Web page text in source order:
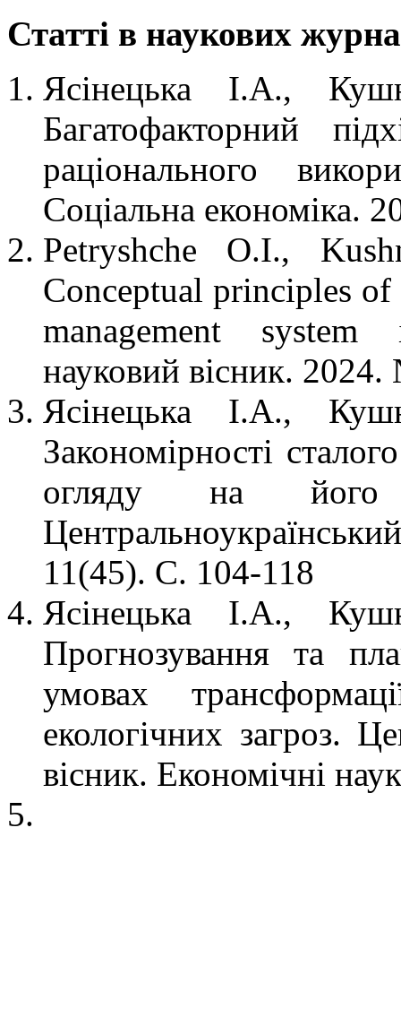
Статті в наукових
Ясінецька І.А.,
Багатофакторний
раціонального
Соціальна економіка.
Petryshche O.I.,
Сonceptual principles
management system
науковий вісник.
Ясінецька І.А.,
Закономірності
огляду на його
11(45). С. 104-118
Ясінецька І.А.,
Прогнозування та
умовах
екологічних загроз.
вісник. Економічні